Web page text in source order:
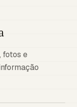
fotos e